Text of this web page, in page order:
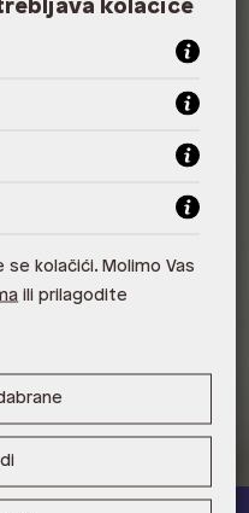
kolačiće
kolačići. Molimo Vas
ili prilagodite